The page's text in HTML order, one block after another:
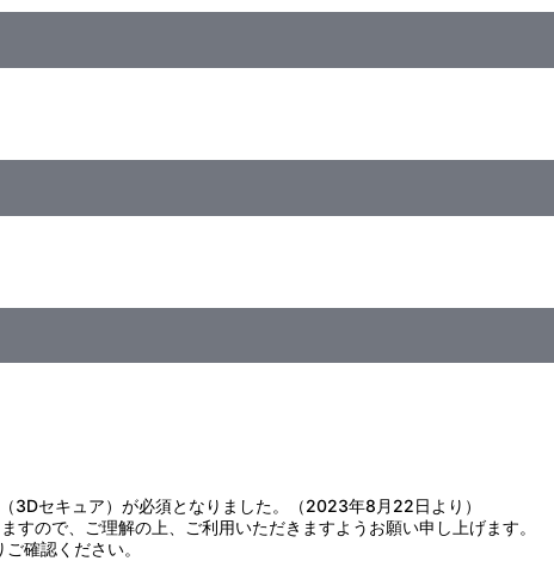
ます。取り扱いには十分ご注意ください。
。また飲み口が熱くなりますので、火傷には十分注意してください。
取って乾燥させてください。
れがありますので、使用しないでください。
さい。
3Dセキュア）が必須となりました。（2023年8月22日より）
ので、ご理解の上、ご利用いただきますようお願い申し上げます。
ご確認ください。